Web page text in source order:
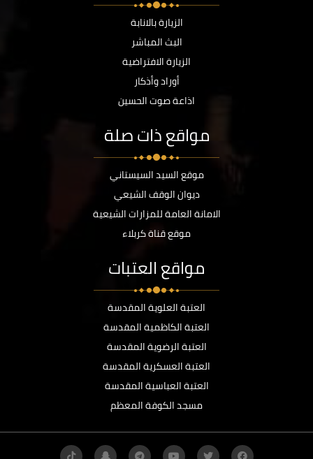
الزيارة بالانابة
البث المباشر
الزيارة الافتراضية
أوراد وأذكار
اذاعة صوت الحسين
مواقع ذات صلة
موقع السيد السيستاني
ديوان الوقف الشيعي
الامانة العامة للمزارات الشيعية
موقع قناة كربلاء
مواقع العتبات
العتبة العلوية المقدسة
العتبة الكاظمية المقدسة
العتبة الرضوية المقدسة
العتبة العسكرية المقدسة
العتبة العباسية المقدسة
مسجد الكوفة المعظم